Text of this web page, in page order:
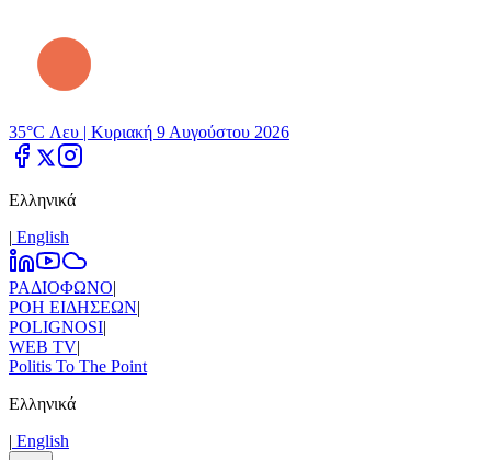
35°C Λευ | Κυριακή 9 Αυγούστου 2026
Ελληνικά
| Εnglish
ΡΑΔΙΟΦΩΝΟ|
ΡΟΗ ΕΙΔΗΣΕΩΝ|
POLIGNOSI|
WEB TV|
Politis To The Point
Ελληνικά
| Εnglish